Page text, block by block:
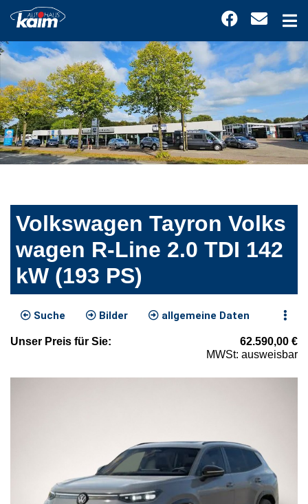
Volkswagen Tayron Volks
wagen R-Line 2.0 TDI 142
kW (193 PS)
Suche Bilder allgemeine Daten
Unser Preis für Sie: 62.590,00 €
MWSt: ausweisbar